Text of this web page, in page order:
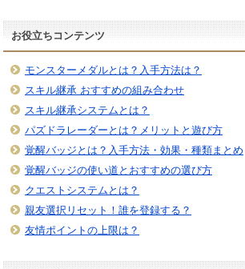
お役立ちコンテンツ
モンスターメダルとは？入手方法は？
スキル継承 おすすめの組み合わせ
スキル継承システムとは？
パズドラレーダーとは？メリットと遊び方
覚醒バッジとは？入手方法・効果・種類まとめ
覚醒バッジの使い道とおすすめの選び方
クエストシステムとは？
親友選択リセット！誰を登録する？
友情ポイントの上限は？